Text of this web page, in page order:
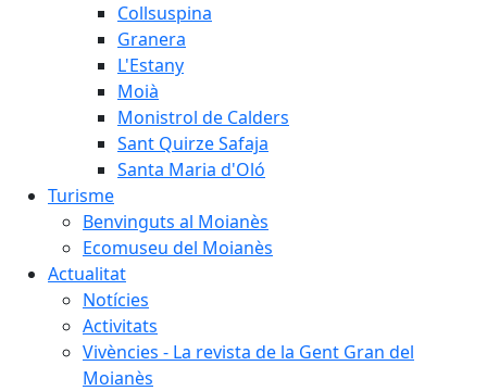
Collsuspina
Granera
L'Estany
Moià
Monistrol de Calders
Sant Quirze Safaja
Santa Maria d'Oló
Turisme
Benvinguts al Moianès
Ecomuseu del Moianès
Actualitat
Notícies
Activitats
Vivències - La revista de la Gent Gran del
Moianès